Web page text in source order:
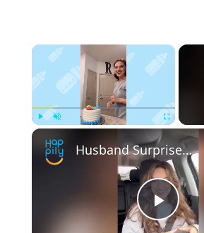
×
P
Husband Surprised With Cake Announcing Wife's Rainbow Baby News | Happily TV